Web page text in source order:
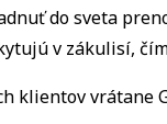
do sveta
v zákulisí,
klientov vrátane